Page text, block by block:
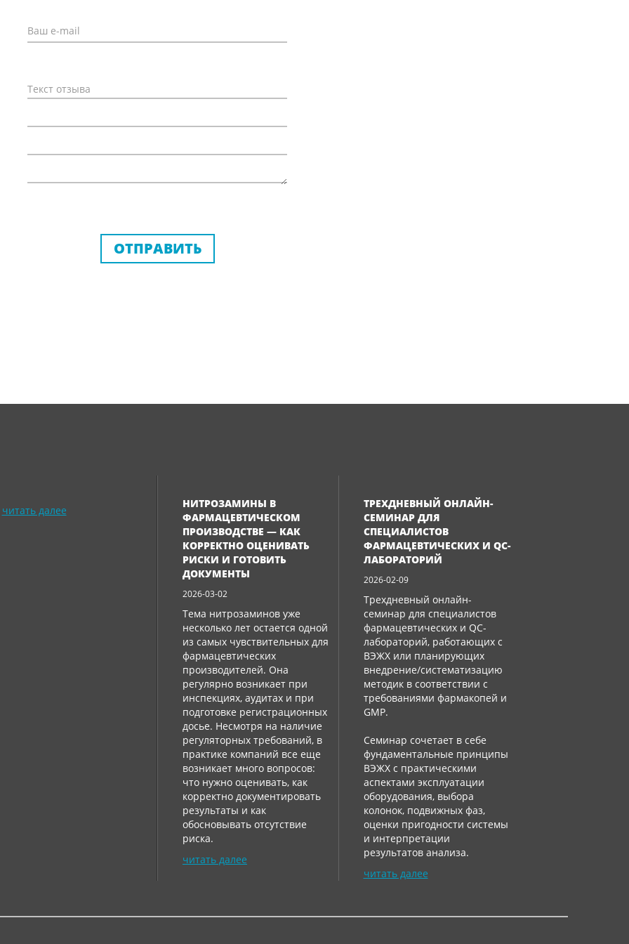
ОТПРАВИТЬ
читать далее
НИТРОЗАМИНЫ В
ФАРМАЦЕВТИЧЕСКОМ
ПРОИЗВОДСТВЕ — КАК
КОРРЕКТНО ОЦЕНИВАТЬ
РИСКИ И ГОТОВИТЬ
ДОКУМЕНТЫ
2026-03-02
Тема нитрозаминов уже
несколько лет остается одной
из самых чувствительных для
фармацевтических
производителей. Она
регулярно возникает при
инспекциях, аудитах и ​​при
подготовке регистрационных
досье. Несмотря на наличие
регуляторных требований, в
практике компаний все еще
возникает много вопросов:
что нужно оценивать, как
корректно документировать
результаты и как
обосновывать отсутствие
риска.
читать далее
ТРЕХДНЕВНЫЙ ОНЛАЙН-
СЕМИНАР ДЛЯ
СПЕЦИАЛИСТОВ
ФАРМАЦЕВТИЧЕСКИХ И QC-
ЛАБОРАТОРИЙ
2026-02-09
Трехдневный онлайн-
семинар для специалистов
фармацевтических и QC-
лабораторий, работающих с
ВЭЖХ или планирующих
внедрение/систематизацию
методик в соответствии с
требованиями фармакопей и
GMP.
Семинар сочетает в себе
фундаментальные принципы
ВЭЖХ с практическими
аспектами эксплуатации
оборудования, выбора
колонок, подвижных фаз,
оценки пригодности системы
и интерпретации
результатов анализа.
читать далее